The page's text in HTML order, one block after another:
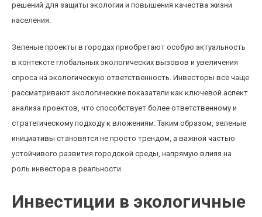
решений для защиты экологии и повышения качества жизни
населения.
Зеленые проекты в городах приобретают особую актуальность
в контексте глобальных экологических вызовов и увеличения
спроса на экологическую ответственность. Инвесторы все чаще
рассматривают экологические показатели как ключевой аспект
анализа проектов, что способствует более ответственному и
стратегическому подходу к вложениям. Таким образом, зеленые
инициативы становятся не просто трендом, а важной частью
устойчивого развития городской среды, напрямую влияя на
роль инвестора в реальности.
Инвестиции в экологичные